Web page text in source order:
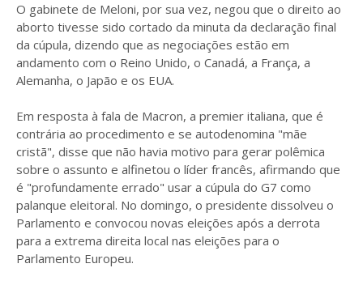
O gabinete de Meloni, por sua vez, negou que o direito ao
aborto tivesse sido cortado da minuta da declaração final
da cúpula, dizendo que as negociações estão em
andamento com o Reino Unido, o Canadá, a França, a
Alemanha, o Japão e os EUA.
Em resposta à fala de Macron, a premier italiana, que é
contrária ao procedimento e se autodenomina "mãe
cristã", disse que não havia motivo para gerar polêmica
sobre o assunto e alfinetou o líder francês, afirmando que
é "profundamente errado" usar a cúpula do G7 como
palanque eleitoral. No domingo, o presidente dissolveu o
Parlamento e convocou novas eleições após a derrota
para a extrema direita local nas eleições para o
Parlamento Europeu.